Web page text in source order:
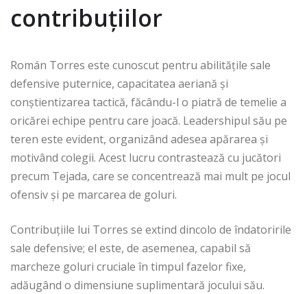
contribuțiilor
Román Torres este cunoscut pentru abilitățile sale
defensive puternice, capacitatea aeriană și
conștientizarea tactică, făcându-l o piatră de temelie a
oricărei echipe pentru care joacă. Leadershipul său pe
teren este evident, organizând adesea apărarea și
motivând colegii. Acest lucru contrastează cu jucători
precum Tejada, care se concentrează mai mult pe jocul
ofensiv și pe marcarea de goluri.
Contribuțiile lui Torres se extind dincolo de îndatoririle
sale defensive; el este, de asemenea, capabil să
marcheze goluri cruciale în timpul fazelor fixe,
adăugând o dimensiune suplimentară jocului său.